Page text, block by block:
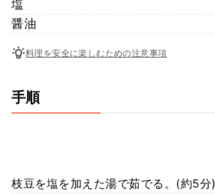
塩
醤油
料理を安全に楽しむための注意事項
手順
枝豆を塩を加えた湯で茹でる。(約5分)